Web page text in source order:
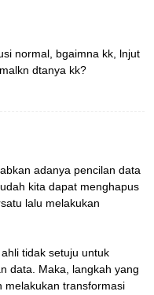
normal, bgaimna kk, lnjut
dtanya kk?
adanya pencilan data
kita dapat menghapus
lalu melakukan
tidak setuju untuk
data. Maka, langkah yang
melakukan transformasi